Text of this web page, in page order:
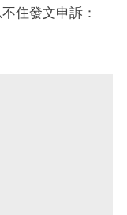
住發文申訴：